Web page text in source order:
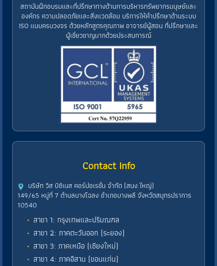
สถาบันฝึกอบรมและที่ปรึกษาทางด้านการบริหารทรัพยากรมนุษย์และ
องค์กร ความปลอดภัยและสิ่งแวดล้อม บริการให้คำปรึกษาด้านระบบ
ISO แบบครบวงจร ด้วยหลักสูตรคุณภาพ อาจารย์ผู้สอน ที่ปรึกษาและ
ผู้เชี่ยวชาญมากด้วยประสบการณ์
Contact Info
บริษัท วิส บิซิเนส คอร์ปอเรชั่น จำกัด (สนง.ใหญ่)
149/65 หมู่ที่ 7 ตำบลบางโฉลง อำเภอบางพลี จังหวัดสมุทรปราการ
10540
สาขา 1: กรุงเทพและปริมณฑล
สาขา 2: ภาคตะวันออก (ระยอง)
สาขา 3: ภาคเหนือ (เชียงใหม่)
สาขา 4: ภาคอีสาน (ขอนแก่น)